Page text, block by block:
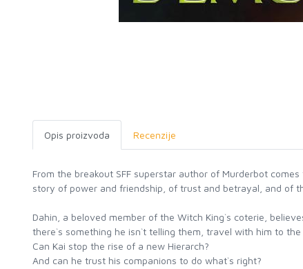
Opis proizvoda Recenzije
From the breakout SFF superstar author of Murderbot
story of power and friendship, of trust and betrayal, and of
Dahin, a beloved member of the Witch King`s coterie,
there`s something he isn`t telling them, travel with him to
Can Kai stop the rise of a new Hierarch?
And can he trust his companions to do what`s right?